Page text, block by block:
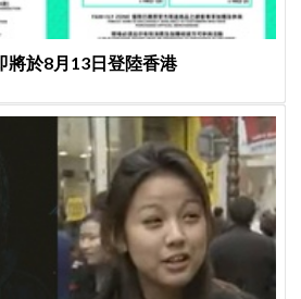
將於8月13日登陸香港